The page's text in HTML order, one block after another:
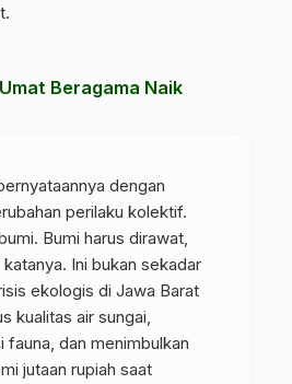
Beragama Naik
dengan
perilaku kolektif.
Bumi harus dirawat,
Ini bukan sekadar
ekologis di Jawa Barat
kualitas air sungai,
fauna, dan menimbulkan
jutaan rupiah saat